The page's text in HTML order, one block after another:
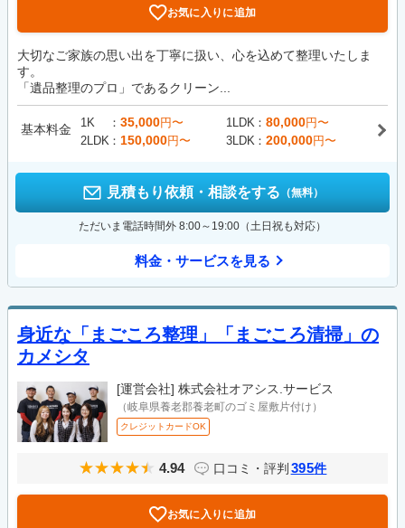
お気に入りに追加
大切なご家族の思い出を丁寧に扱い、心を込めて整理いたしま
す。
「遺品整理のプロ」であるクリーン...
基本料金 1K 35,000円〜 1LDK 80,000円〜
2LDK
150,000円〜 3LDK 200,000円〜
見積もり依頼・相談をする （無料）
ただいま電話時間外 8:00～19:00（土日祝も対応）
料金・サービスを見る
身近な「まごころ整理」「まごころ清掃」の
カメシタ
[運営会社] 株式会社オアシス.サービス
（岐阜県養老郡養老町のゴミ屋敷片付け）
クレジットカードOK
4.94 口コミ・評判 395件
お気に入りに追加